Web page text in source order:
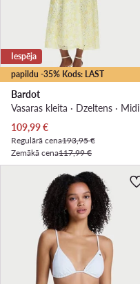
papildu -35% Kods: LAST
Iespēja
Bardot
Vasaras kleita · Dzeltens · Midi
Pašreizējā cena
109,99€
Regulārā cena193,95 €
Zemākā cena117,99 €